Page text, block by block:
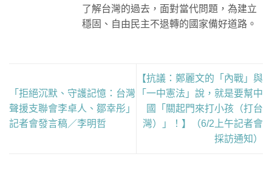
了解台灣的過去，面對當代問題，為建立
穩固、自由民主不退轉的國家備好道路。
「拒絕沉默、守護記憶：台灣
聲援支聯會李卓人、鄒幸彤」
記者會發言稿／李明哲
【抗議：鄭麗文的「內戰」與
「一中憲法」說，就是要幫中
國「關起門來打小孩（打台
灣）」！】（6/2上午記者會
採訪通知）